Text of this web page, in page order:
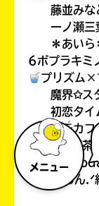
メニュー
藤並みな
一ノ瀬三
＊あいら
6ポプラキミ
プリズム×
魔界✩ス
初恋タイ
ケモカフ
7また、喫茶
amsea soda
もちろん